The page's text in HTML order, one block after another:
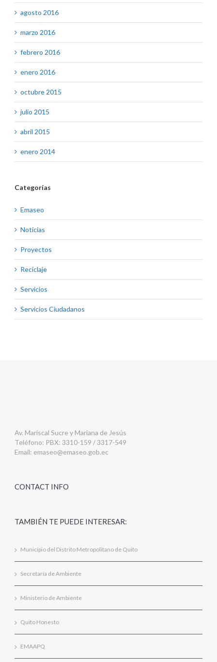
agosto 2016
marzo 2016
febrero 2016
enero 2016
octubre 2015
julio 2015
abril 2015
enero 2014
Categorías
Emaseo
Noticias
Proyectos
Reciclaje
Servicios
Servicios Ciudadanos
Av. Mariscal Sucre y Mariana de Jesús
Teléfono: PBX: 3310-159 / 3317-549
Email: emaseo@emaseo.gob.ec
CONTACT INFO
TAMBIÉN TE PUEDE INTERESAR:
Municipio del Distrito Metropolitano de Quito
Secretaría de Ambiente
Ministerio de Ambiente
Quito Honesto
EMAAPQ